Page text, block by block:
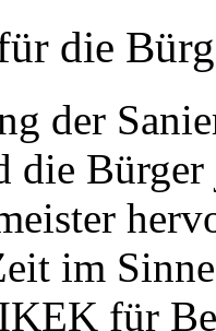
die
der
die
im
für